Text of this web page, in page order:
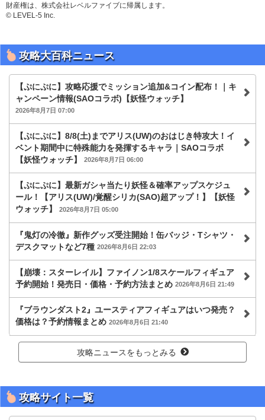
財産権は、株式会社レベルファイブに帰属します。
© LEVEL-5 Inc.
攻略大百科ニュース
【ぷにぷに】攻略応援でミッション追加&コイン配布！｜キ
ャンペーン情報(SAOコラボ)【妖怪ウォッチ】
2026年8月7日 07:00
【ぷにぷに】8/8(土)までアリス(UW)のおはじき特攻大！イ
ベント期間中に特殊能力を発揮するキャラ｜SAOコラボ
【妖怪ウォッチ】
2026年8月7日 06:00
【ぷにぷに】最新ガシャ当たり妖怪＆確率アップスケジュ
ール！【アリス(UW)/覚醒シリカ(SAO)超アップ！】【妖怪
ウォッチ】
2026年8月7日 05:00
『鬼灯の冷徹』新作グッズ受注開始！缶バッジ・Tシャツ・
デスクマットなど7種 2026年8月6日 22:03
【崩壊：スターレイル】ファイノン1/8スケールフィギュア
予約開始！発売日・価格・予約方法まとめ 2026年8月6日 21:49
『ブラウンダスト2』ユースティアフィギュアはいつ発売？
価格は？予約情報まとめ 2026年8月6日 21:40
攻略ニュースをもっとみる
攻略サイト一覧